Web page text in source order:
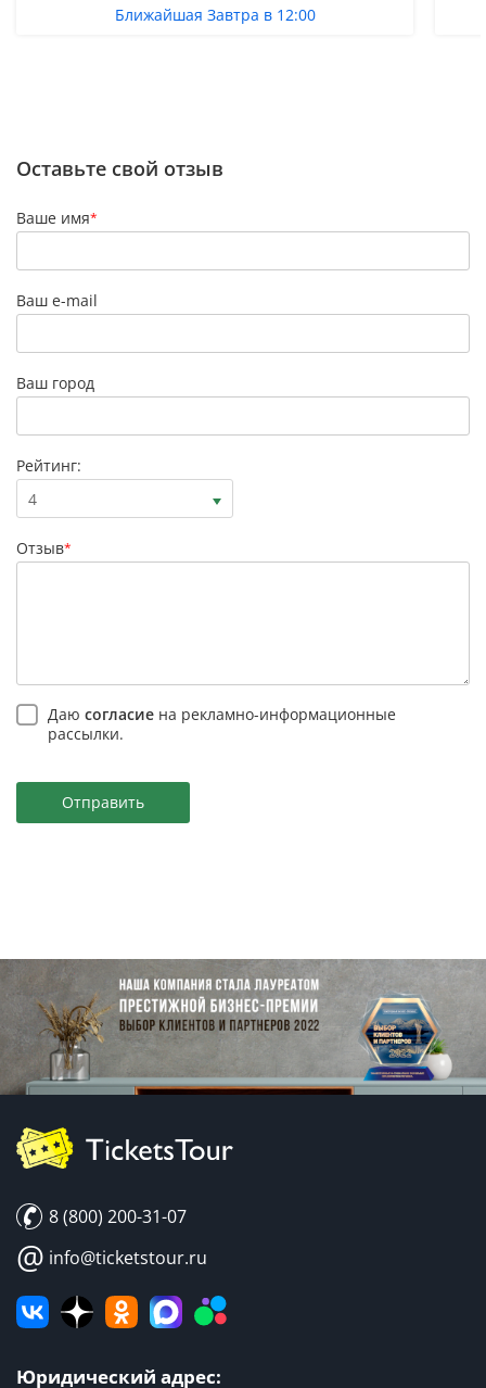
Ближайшая Завтра в 12:00
Оставьте свой отзыв
Ваше имя*
Ваш e-mail
Ваш город
Рейтинг:
4
Отзыв*
Даю согласие на рекламно-информационные
рассылки.
Отправить
8 (800) 200-31-07
@ info@ticketstour.ru
Юридический адрес: